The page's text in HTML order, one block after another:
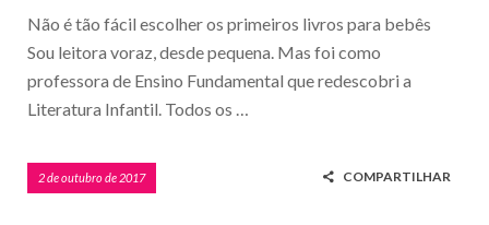
Não é tão fácil escolher os primeiros livros para bebês
Sou leitora voraz, desde pequena. Mas foi como
professora de Ensino Fundamental que redescobri a
Literatura Infantil. Todos os …
2 de outubro de 2017 COMPARTILHAR